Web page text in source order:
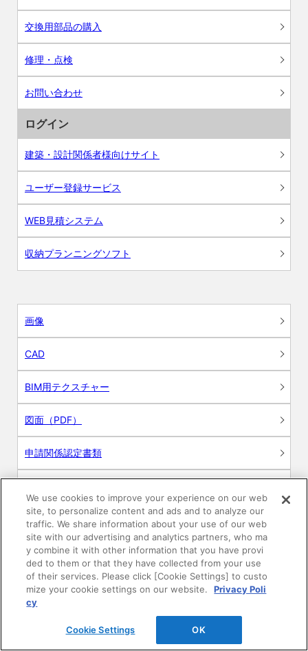
交換用部品の購入
修理・点検
お問い合わせ
ログイン
建築・設計関係者様向けサイト
ユーザー登録サービス
WEB見積システム
収納プランニングソフト
画像
CAD
BIM用テクスチャー
図面（PDF）
申請関係認定書類
動画
シミュレーションツール
24時間換気システム〈エアスマート〉
簡易設計見積ソフト
R&Dセンター環境測定・分析サービス
We use cookies to improve your experience on our web
site, to personalize content and ads and to analyze our
traffic. We share information about your use of our web
site with our advertising and analytics partners, who ma
y combine it with other information that you have provi
ded to them or that they have collected from your use
of their services. Please click [Cookie Settings] to custo
mize your cookie settings on our website.
Privacy Poli
cy
Cookie Settings OK